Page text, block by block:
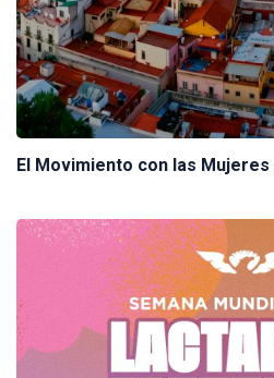
El Movimiento con las